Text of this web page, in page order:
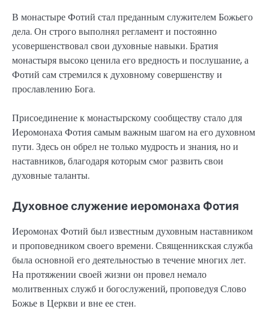
В монастыре Фотий стал преданным служителем Божьего
дела. Он строго выполнял регламент и постоянно
усовершенствовал свои духовные навыки. Братия
монастыря высоко ценила его вредность и послушание, а
Фотий сам стремился к духовному совершенству и
прославлению Бога.
Присоединение к монастырскому сообществу стало для
Иеромонаха Фотия самым важным шагом на его духовном
пути. Здесь он обрел не только мудрость и знания, но и
наставников, благодаря которым смог развить свои
духовные таланты.
Духовное служение иеромонаха Фотия
Иеромонах Фотий был известным духовным наставником
и проповедником своего времени. Священникская служба
была основной его деятельностью в течение многих лет.
На протяжении своей жизни он провел немало
молитвенных служб и богослужений, проповедуя Слово
Божье в Церкви и вне ее стен.